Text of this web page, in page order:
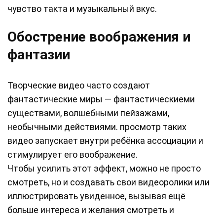
чувство такта и музыкальный вкус.
Обострение воображения и
фантазии
Творческие видео часто создают
фантастические миры — фантастическиеми
существами, волшебными пейзажами,
необычными действиями. просмотр таких
видео запускает внутри ребёнка ассоциации и
стимулирует его воображение.
Чтобы усилить этот эффект, можно не просто
смотреть, но и создавать свои видеоролики или
иллюстрировать увиденное, вызывая ещё
больше интереса и желания смотреть и